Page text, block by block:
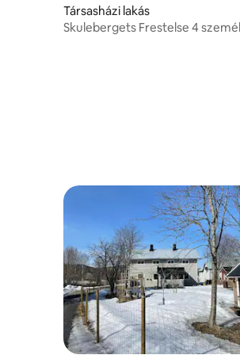
Társasházi lakás
Skulebergets Frestelse 4